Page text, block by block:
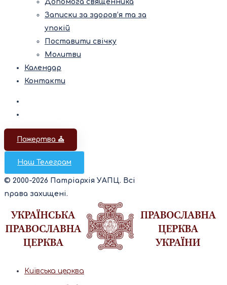
Допомога священника
Записки за здоров’я та за
упокій
Поставити свічку
Молитви
Календар
Контакти
Пожертва ⛪️
Наш Телеграм
© 2000-2026 Патріархія УАПЦ. Всі
права захищені.
Київська церква